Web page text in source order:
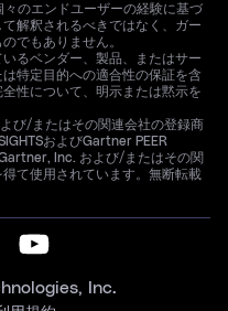
のエンドユーザーの経験に基づ
解釈されるべきではなく、ガー
でもありません。
るベンダー、製品、またはサー
特定目的への適合性の保証を含
性について、明示または黙示を
び/またはその関連会社の登録商
およびGartner PEER
Gartner, Inc. および/またはその関
て使用されています。無断転載
Inc.